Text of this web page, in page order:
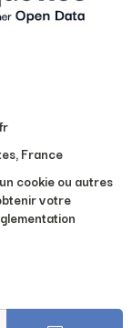
France
cookie ou autres
votre